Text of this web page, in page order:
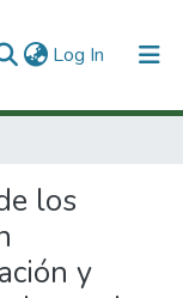
Log In (current)
los
y